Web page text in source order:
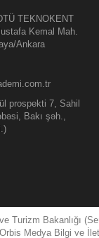
TEKNOKENT
Kemal Mah.
Ankara
prospekti 7, Sahil
Bakı şəh.,
Bakanlığı
Medya Bilgi ve